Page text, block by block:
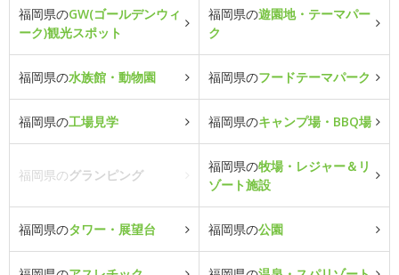
福岡県のGW(ゴールデンウィ
ーク)観光スポット
福岡県の遊園地・テーマパー
ク
福岡県の水族館・動物園 福岡県のフードテーマパーク
福岡県の工場見学 福岡県のキャンプ場・BBQ場
福岡県のグランピング
福岡県の牧場・レジャー＆リ
ゾート施設
福岡県のタワー・展望台 福岡県の公園